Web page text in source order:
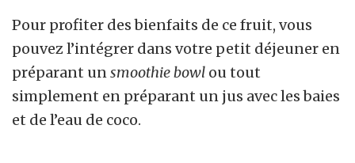
Pour profiter des bienfaits de ce fruit, vous
pouvez l’intégrer dans votre petit déjeuner en
préparant unsmoothie bowl ou tout
simplement en préparant un jus avec les baies
et de l’eau de coco.